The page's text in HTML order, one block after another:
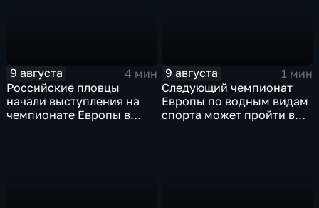
9 августа
4 мин
Российские пловцы
начали выступления на
чемпионате Европы в
9 августа
1 мин
Следующий чемпионат
Европы по водным видам
спорта может пройти в